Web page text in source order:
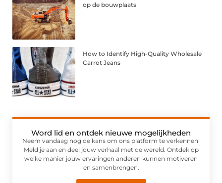
op de bouwplaats
How to Identify High-Quality Wholesale
Carrot Jeans
Word lid en ontdek nieuwe mogelijkheden
Neem vandaag nog de kans om ons platform te verkennen!
Meld je aan en deel jouw verhaal met de wereld. Ontdek op
welke manier jouw ervaringen anderen kunnen motiveren
en samenbrengen.